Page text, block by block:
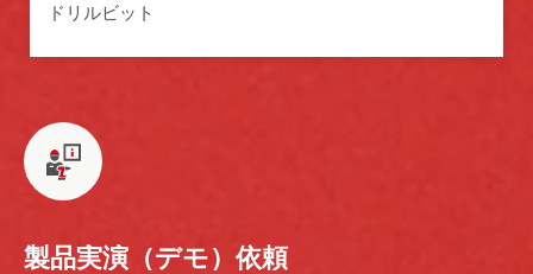
ドリルビット
製品実演（デモ）依頼